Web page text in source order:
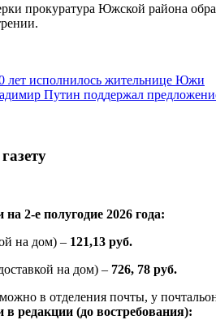
прокуратура Южской района
лет исполнилось жительнице Южи
Путин поддержал
2-е полугодие 2026 года:
на дом) – 121,13 руб.
на дом) – 726, 78 руб.
в отделения почты, у
редакции (до востребования):